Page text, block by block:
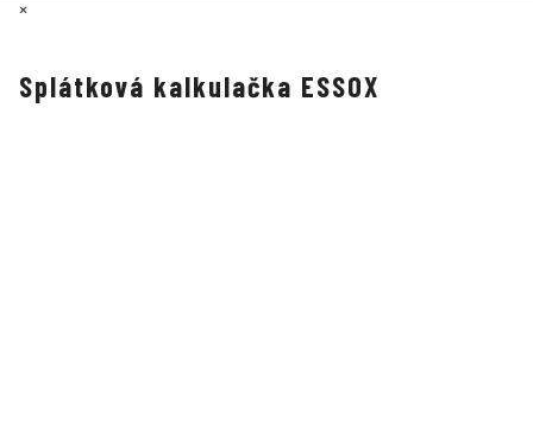
×
Splátková kalkulačka ESSOX